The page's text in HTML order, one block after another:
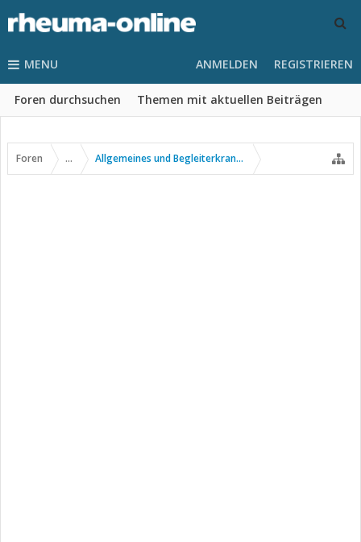
MENU
Foren durchsuchen Themen mit aktuellen Beiträgen
ANMELDEN REGISTRIEREN
Foren ... Allgemeines und Begleiterkrankungen